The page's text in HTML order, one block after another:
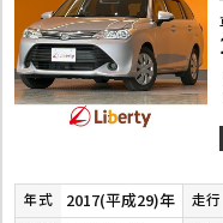
年式 2017(平成29)年 走行